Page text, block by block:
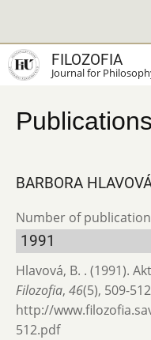
main
content
FILOZOFIA
Journal for
BARBORA
Number of
1991
Hlavová, B. . (1991).
Filozofia, 46(5), 509-
http://
512.pdf